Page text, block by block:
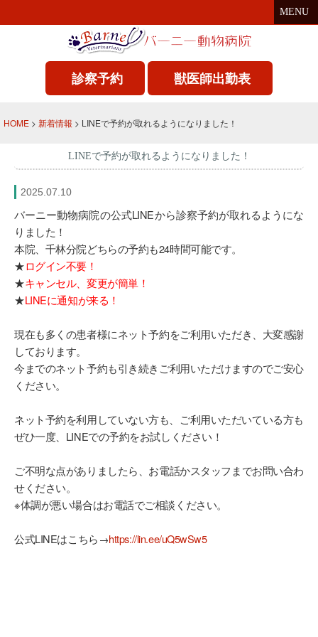
診察予約 獣医師出勤表
MENU
HOME > 新着情報 > LINEで予約が取れるようになりました！
LINEで予約が取れるようになりました！
2025.07.10
バーニー動物病院の公式LINEから診察予約が取れるようにな
りました！
本院、千林分院どちらの予約も24時間可能です。
★ログイン不要！
★キャンセル、変更が簡単！
★LINEに通知が来る！
現在も多くの患者様にネット予約をご利用いただき、大変感謝
しております。
今までのネット予約も引き続きご利用いただけますのでご安心
ください。
ネット予約を利用していない方も、ご利用いただいている方も
ぜひ一度、LINEでの予約をお試しください！
ご不明な点がありましたら、お電話かスタッフまでお問い合わ
せください。
※体調が悪い場合はお電話でご相談ください。
公式LINEはこちら→https://lin.ee/uQ5wSw5